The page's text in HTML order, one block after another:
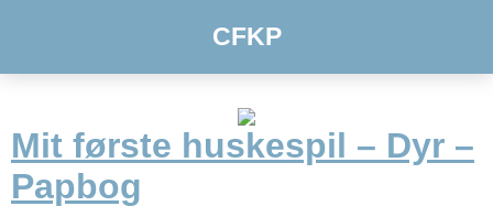
CFKP
Mit første huskespil – Dyr –
Papbog